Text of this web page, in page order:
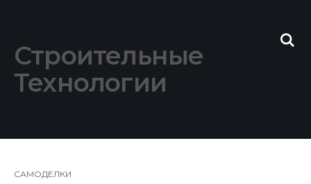
Строительные
Технологии
САМОДЕЛКИ